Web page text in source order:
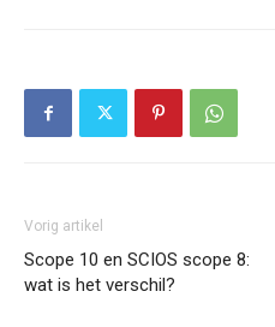
Vorig artikel
Scope 10 en SCIOS scope 8:
wat is het verschil?